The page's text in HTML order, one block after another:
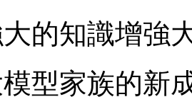
的知識增強
型家族的新